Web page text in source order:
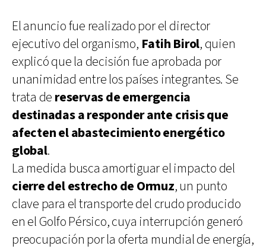
El anuncio fue realizado por el director
ejecutivo del organismo, Fatih Birol, quien
explicó que la decisión fue aprobada por
unanimidad entre los países integrantes. Se
trata de reservas de emergencia
destinadas a responder ante crisis que
afecten el abastecimiento energético
global.
La medida busca amortiguar el impacto del
cierre del estrecho de Ormuz, un punto
clave para el transporte del crudo producido
en el Golfo Pérsico, cuya interrupción generó
preocupación por la oferta mundial de energía,